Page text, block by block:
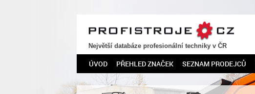
PROFISTROJE.CZ
Největší databáze profesionální techniky v ČR
ÚVOD PŘEHLED ZNAČEK SEZNAM PRODEJCŮ